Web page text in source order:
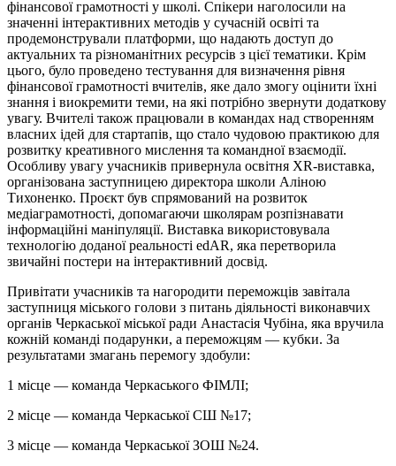
фінансової грамотності у школі. Спікери наголосили на
значенні інтерактивних методів у сучасній освіті та
продемонстрували платформи, що надають доступ до
актуальних та різноманітних ресурсів з цієї тематики. Крім
цього, було проведено тестування для визначення рівня
фінансової грамотності вчителів, яке дало змогу оцінити їхні
знання і виокремити теми, на які потрібно звернути додаткову
увагу. Вчителі також працювали в командах над створенням
власних ідей для стартапів, що стало чудовою практикою для
розвитку креативного мислення та командної взаємодії.
Особливу увагу учасників привернула освітня XR-виставка,
організована заступницею директора школи Аліною
Тихоненко. Проєкт був спрямований на розвиток
медіаграмотності, допомагаючи школярам розпізнавати
інформаційні маніпуляції. Виставка використовувала
технологію доданої реальності edAR, яка перетворила
звичайні постери на інтерактивний досвід.
Привітати учасників та нагородити переможців завітала
заступниця міського голови з питань діяльності виконавчих
органів Черкаської міської ради Анастасія Чубіна, яка вручила
кожній команді подарунки, а переможцям — кубки. За
результатами змагань перемогу здобули:
1 місце — команда Черкаського ФІМЛІ;
2 місце — команда Черкаської СШ №17;
3 місце — команда Черкаської ЗОШ №24.